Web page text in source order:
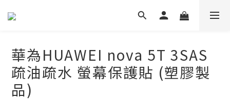
華為HUAWEI nova 5T 3SAS
疏油疏水 螢幕保護貼 (塑膠製
品)